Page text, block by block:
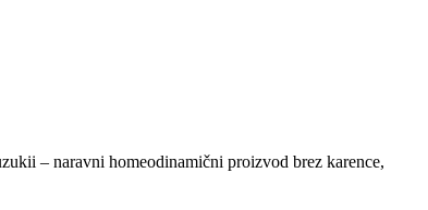
– naravni homeodinamični proizvod brez karence,